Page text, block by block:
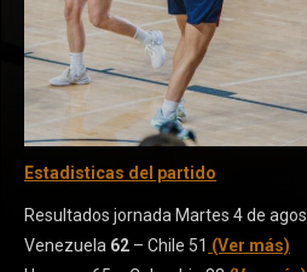
Estadisticas del partido
Resultados jornada Martes 4 de
Venezuela 62 – Chile 51 (Ver más)